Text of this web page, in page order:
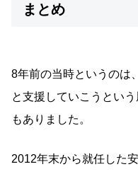
まとめ
8年前の当時というのは
と支援していこうとい
もありました。
2012年末から就任した